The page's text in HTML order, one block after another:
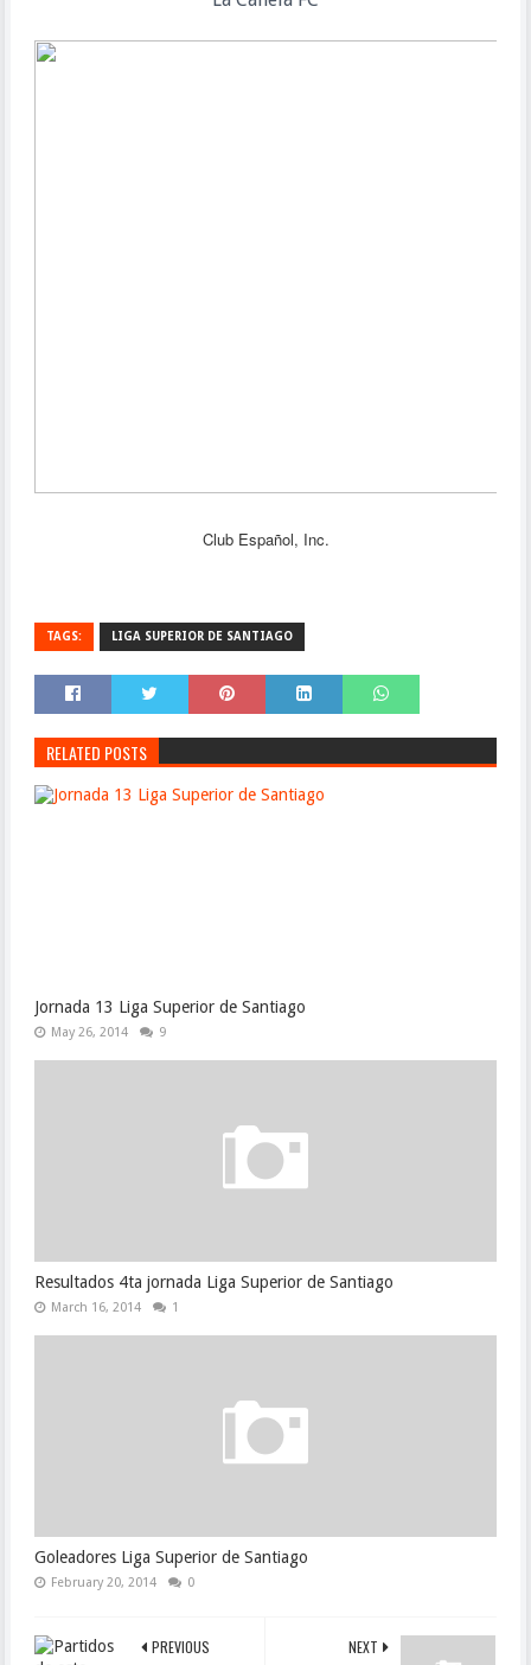
Club Español, Inc.
TAGS: LIGA SUPERIOR DE SANTIAGO
RELATED POSTS
Jornada 13 Liga Superior de Santiago
May 26, 2014 9
Resultados 4ta jornada Liga Superior de Santiago
March 16, 2014 1
Goleadores Liga Superior de Santiago
February 20, 2014 0
NEXT
PREVIOUS